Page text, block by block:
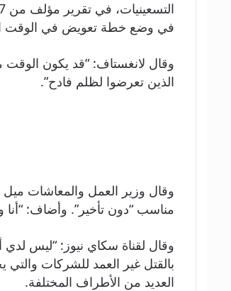
في وضع خطة تعويض في الوقت
وقال لانغستاف: “قد يكون الوقت
الذين تعرضوا لظلم فادح”.
مناسب “دون تأخير”. وأضاف:
وقال لقناة سكاي نيوز: “ليس
بالقتل غير العمد للشركات
العديد من الأطراف المختلفة.